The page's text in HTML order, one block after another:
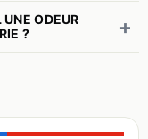
ODEUR
?
+